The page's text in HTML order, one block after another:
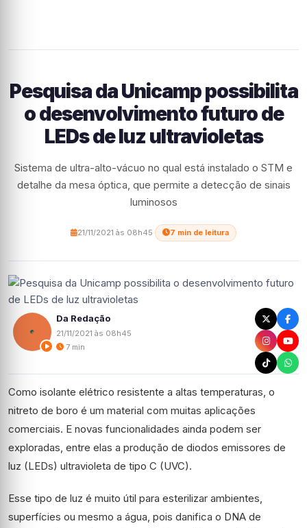
Pesquisa da Unicamp possibilita
o desenvolvimento futuro de
LEDs de luz ultravioletas
Sistema de ultra-alto-vácuo no qual está instalado o STM e
detalhe da mesa óptica, que permite a detecção de sinais
luminosos
21/11/2021 às 08h45 7 min de leitura
Da Redação
21/11/2021 às 08h45
7 min
Como isolante elétrico resistente a altas temperaturas, o
nitreto de boro é um material com muitas aplicações
comerciais. E novas funcionalidades ainda podem ser
exploradas, entre elas a produção de diodos emissores de
luz (LEDs) ultravioleta de tipo C (UVC).
Esse tipo de luz é muito útil para esterilizar ambientes,
superfícies ou mesmo a água, pois danifica o DNA de